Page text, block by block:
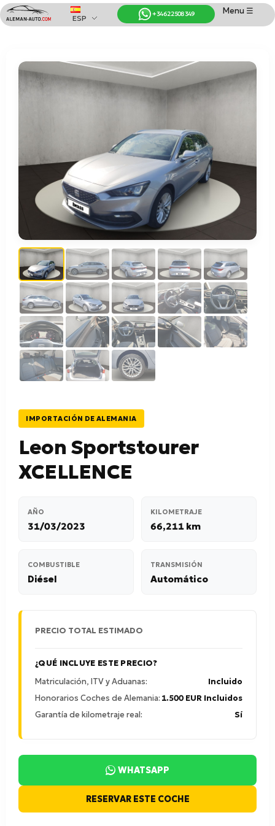
Coches de Alemania
Importación de Coches de Alemania
Menu ☰
+34 622 508 349
ESP
IMPORTACIÓN DE ALEMANIA
Leon Sportstourer
XCELLENCE
AÑO
31/03/2023
KILOMETRAJE
66,211 km
COMBUSTIBLE
Diésel
TRANSMISIÓN
Automático
PRECIO TOTAL ESTIMADO
¿QUÉ INCLUYE ESTE PRECIO?
Matriculación, ITV y Aduanas:
Incluido
Honorarios Coches de Alemania: 1.500 EUR Incluidos
Garantía de kilometraje real:
Sí
WHATSAPP
RESERVAR ESTE COCHE